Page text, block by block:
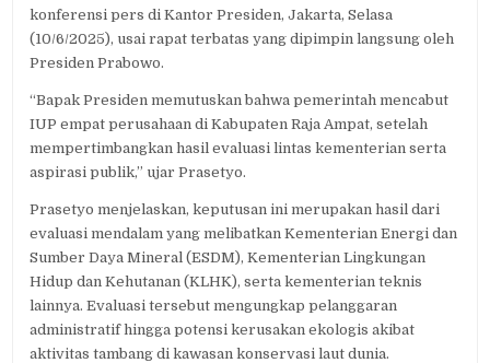
konferensi pers di Kantor Presiden, Jakarta, Selasa
(10/6/2025), usai rapat terbatas yang dipimpin langsung oleh
Presiden Prabowo.
“Bapak Presiden memutuskan bahwa pemerintah mencabut
IUP empat perusahaan di Kabupaten Raja Ampat, setelah
mempertimbangkan hasil evaluasi lintas kementerian serta
aspirasi publik,” ujar Prasetyo.
Prasetyo menjelaskan, keputusan ini merupakan hasil dari
evaluasi mendalam yang melibatkan Kementerian Energi dan
Sumber Daya Mineral (ESDM), Kementerian Lingkungan
Hidup dan Kehutanan (KLHK), serta kementerian teknis
lainnya. Evaluasi tersebut mengungkap pelanggaran
administratif hingga potensi kerusakan ekologis akibat
aktivitas tambang di kawasan konservasi laut dunia.